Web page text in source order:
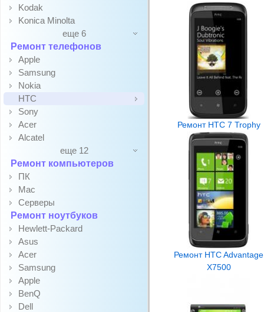
Kodak
Konica Minolta
еще 6
Ремонт телефонов
Apple
Samsung
Nokia
HTC
Sony
Acer
Alcatel
еще 12
Ремонт компьютеров
ПК
Mac
Серверы
Ремонт ноутбуков
Hewlett-Packard
Asus
Acer
Samsung
Apple
BenQ
Dell
Ремонт HTC 7 Trophy
Ремонт HTC Advantage
X7500